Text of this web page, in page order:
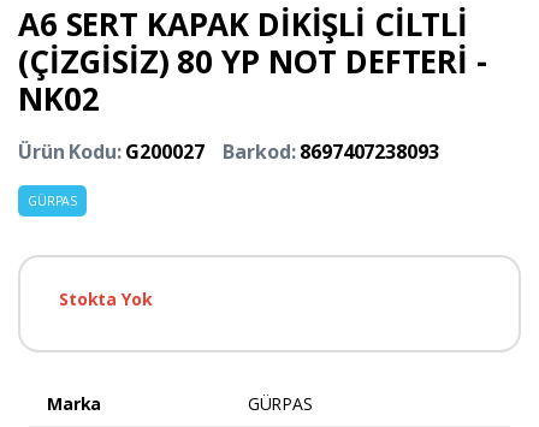
A6 SERT KAPAK DİKİŞLİ CİLTLİ
(ÇİZGİSİZ) 80 YP NOT DEFTERİ -
NK02
Ürün Kodu:G200027 Barkod:8697407238093
GÜRPAS
Stokta Yok
Marka GÜRPAS